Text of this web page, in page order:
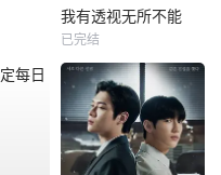
我有透视无所不能
已完结